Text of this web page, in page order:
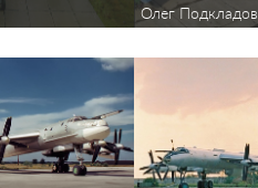
Олег Подкладов